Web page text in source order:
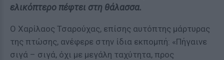
ελικόπτερο πέφτει στη θάλασσα.
Ο Χαρίλαος Τσαρούχας, επίσης αυτόπτης μάρτυρας
της πτώσης, ανέφερε στην ίδια εκπομπή: «Πήγαινε
σιγά – σιγά, όχι με μεγάλη ταχύτητα, προς